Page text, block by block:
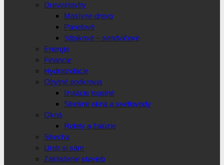
Drevostavby
Masívne drevo
Panelové
Stlpikové – sendvičové
Energie
Financie
Hydroizolácie
Obytné podkrovia
Izolácie tepelné
Strešné okná a svetlovody
Okná
Rolety a žalúzie
Strecha
Urob si sám
Zakladanie stavieb